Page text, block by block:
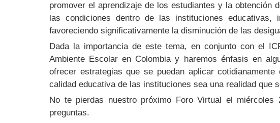
promover el aprendizaje de los estudiantes y la obtención
las condiciones dentro de las instituciones educativas,
favoreciendo significativamente la disminución de las
Dada la importancia de este tema, en conjunto con el
Ambiente Escolar en Colombia y haremos énfasis en
ofrecer estrategias que se puedan aplicar
calidad educativa de las instituciones sea una realidad que
No te pierdas nuestro próximo Foro Virtual el
preguntas.